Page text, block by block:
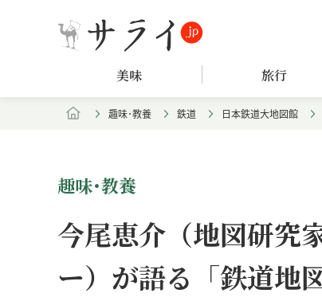
美味 旅行
趣味･教養 鉄道 日本鉄道大地図館
趣味･教養
今尾恵介（地図研究
ー）が語る「鉄道地